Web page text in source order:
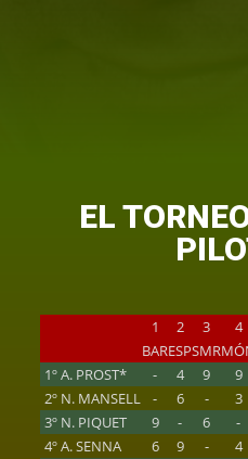
EL
1 2 3 4
BARESPSMR
1ºA. PROST* - 4 9 9
2º N. MANSELL - 6 - 3
3º N. PIQUET 9 - 6 -
4ºA. SENNA 6 9 - 4